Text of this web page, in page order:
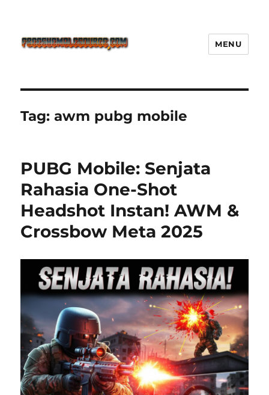
Defense Main Game Ini Pasti
Ketagihan!
MENU
Tag:awm pubg mobile
PUBG Mobile: Senjata
Rahasia One-Shot
Headshot Instan! AWM &
Crossbow Meta 2025